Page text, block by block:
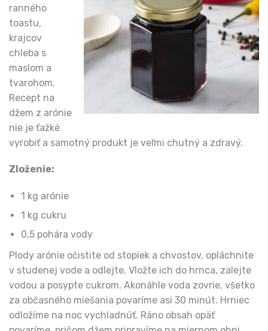
ranného
toastu,
krajcov
chleba s
maslom a
tvarohom.
Recept na
džem z arónie
nie je ťažké
vyrobiť a samotný produkt je veľmi chutný a zdravý.
Zloženie:
1 kg arónie
1 kg cukru
0,5 pohára vody
Plody arónie očistite od stopiek a chvostov, opláchnite
v studenej vode a odlejte. Vložte ich do hrnca, zalejte
vodou a posypte cukrom. Akonáhle voda zovrie, všetko
za občasného miešania povaríme asi 30 minút. Hrniec
odložíme na noc vychladnúť. Ráno obsah opäť